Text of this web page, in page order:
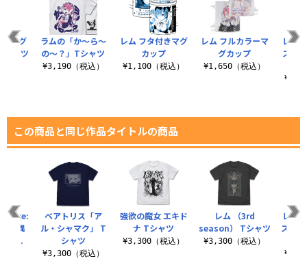
レム フタ付きマグ
カップ
¥1,100（税込）
レム フルカラーマ
グカップ
¥1,650（税込）
レム
スタ
ルグ
シャツ
ラムの「か～ら～
の～？」Tシャツ
¥3,190（税込）
この商品と同じ作品タイトルの商品
強欲の魔女 エキド
ナ Tシャツ
¥3,300（税込）
レム （3rd
season） Tシャツ
¥3,300（税込）
レム
スタ
★Re:
る異
s..
ベアトリス「ア
ル・シャマク」 T
シャツ
¥3,300（税込）